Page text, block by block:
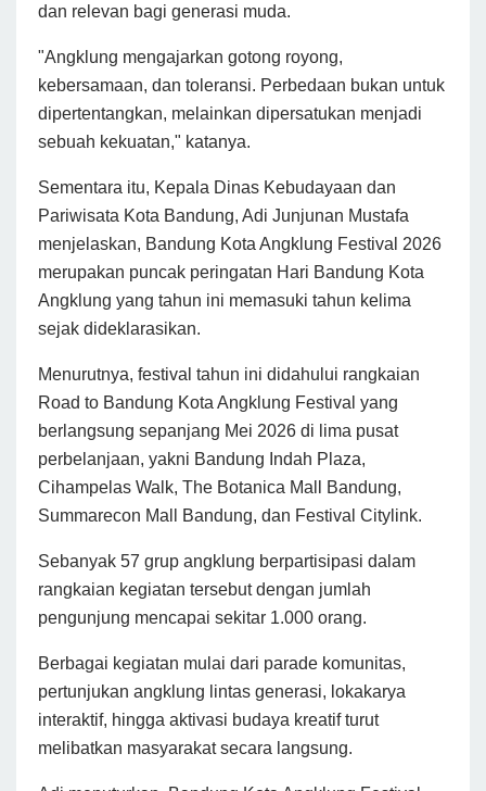
dan relevan bagi generasi muda.
"Angklung mengajarkan gotong royong,
kebersamaan, dan toleransi. Perbedaan bukan untuk
dipertentangkan, melainkan dipersatukan menjadi
sebuah kekuatan," katanya.
Sementara itu, Kepala Dinas Kebudayaan dan
Pariwisata Kota Bandung, Adi Junjunan Mustafa
menjelaskan, Bandung Kota Angklung Festival 2026
merupakan puncak peringatan Hari Bandung Kota
Angklung yang tahun ini memasuki tahun kelima
sejak dideklarasikan.
Menurutnya, festival tahun ini didahului rangkaian
Road to Bandung Kota Angklung Festival yang
berlangsung sepanjang Mei 2026 di lima pusat
perbelanjaan, yakni Bandung Indah Plaza,
Cihampelas Walk, The Botanica Mall Bandung,
Summarecon Mall Bandung, dan Festival Citylink.
Sebanyak 57 grup angklung berpartisipasi dalam
rangkaian kegiatan tersebut dengan jumlah
pengunjung mencapai sekitar 1.000 orang.
Berbagai kegiatan mulai dari parade komunitas,
pertunjukan angklung lintas generasi, lokakarya
interaktif, hingga aktivasi budaya kreatif turut
melibatkan masyarakat secara langsung.